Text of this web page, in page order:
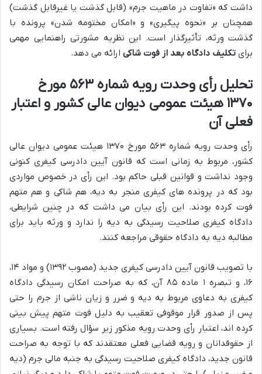
داشت که «تفاوت در ماهیت جرم» (قابل گذشت یا غیرقابل گذشت)
همچنان بر «نحوه پیگیری» و «امکان مختومه شدن» پرونده با
گذشت ورثه، تأثیرگذار است. این نظریه مشورتی راهنمایی مهمی
برای تکلیف دادگاه بعد از فوت شاکی ارائه می دهد.
تحلیل رأی وحدت رویه شماره ۵۶۳ مورخ
۱۳۷۰ هیئت عمومی دیوان عالی کشور و اعتبار
فعلی آن
رأی وحدت رویه شماره ۵۶۳ مورخ ۱۳۷۰ هیئت عمومی دیوان عالی
کشور، مربوط به زمانی است که قانون آیین دادرسی کیفری کنونی
وجود نداشت و قوانین قبلی حاکم بود. این رأی در خصوص مواردی
بود که در پرونده های کیفری منجر به دیه، هم شاکی و هم متهم
فوت کرده بودند. این رأی بیان می داشت که در چنین شرایطی،
دادگاه کیفری صلاحیت رسیدگی به دیه را ندارد و ورثه باید برای
مطالبه دیه به دادگاه حقوقی مراجعه کنند.
با تصویب قانون آیین دادرسی کیفری جدید (مصوب ۱۳۹۲) و مواد ۱۴،
۱۶، و تبصره ۱ ماده ۸۵ آن، که به صراحت امکان رسیدگی دادگاه
کیفری به دعاوی مربوط به دیه و ضرر و زیان ناشی از جرم را حتی
پس از صدور قرار موقوفی تعقیب به دلیل فوت متهم پیش بینی
کرده اند، اعتبار رأی وحدت رویه مذکور زیر سؤال رفته است. بسیاری
از حقوقدانان و رویه قضایی فعلی معتقدند که با توجه به صراحت
قانون جدید، دادگاه کیفری صلاحیت رسیدگی به جنبه مالی جرم (دیه